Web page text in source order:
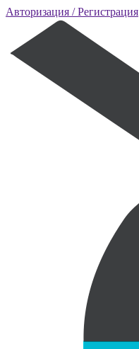
Авторизация / Регистрация